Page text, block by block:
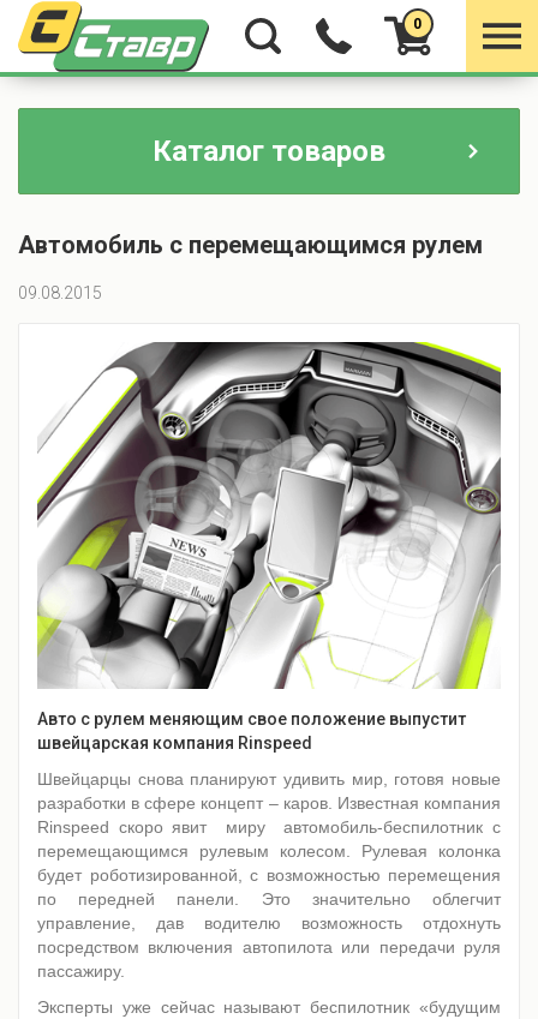
0
Каталог товаров
Автомобиль с перемещающимся рулем
09.08.2015
Авто с рулем меняющим свое положение выпустит
швейцарская компания Rinspeed
Швейцарцы снова планируют удивить мир, готовя новые
разработки в сфере концепт – каров. Известная компания
Rinspeed скоро явит миру автомобиль-беспилотник с
перемещающимся рулевым колесом. Рулевая колонка
будет роботизированной, с возможностью перемещения
по передней панели. Это значительно облегчит
управление, дав водителю возможность отдохнуть
посредством включения автопилота или передачи руля
пассажиру.
Эксперты уже сейчас называют беспилотник «будущим